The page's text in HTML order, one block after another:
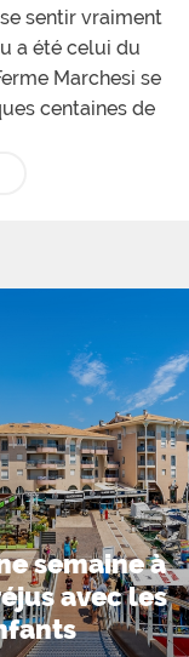
sentir vraiment
a été celui du
Marchesi se
centaines de
semaine à
avec les